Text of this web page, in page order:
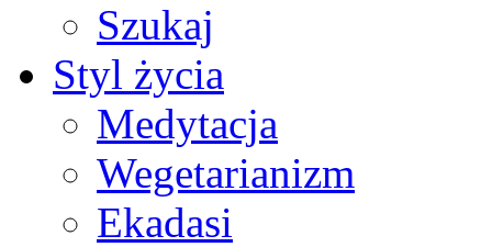
Szukaj
Styl życia
Medytacja
Wegetarianizm
Ekadasi